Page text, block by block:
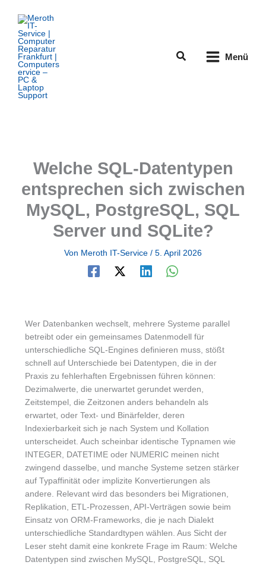
Inhalt
springen
Suchen Menü
Welche SQL-Datentypen
entsprechen sich zwischen
MySQL, PostgreSQL, SQL
Server und SQLite?
Von Meroth IT-Service / 5. April 2026
Wer Datenbanken wechselt, mehrere Systeme parallel
betreibt oder ein gemeinsames Datenmodell für
unterschiedliche SQL-Engines definieren muss, stößt
schnell auf Unterschiede bei Datentypen, die in der
Praxis zu fehlerhaften Ergebnissen führen können:
Dezimalwerte, die unerwartet gerundet werden,
Zeitstempel, die Zeitzonen anders behandeln als
erwartet, oder Text- und Binärfelder, deren
Indexierbarkeit sich je nach System und Kollation
unterscheidet. Auch scheinbar identische Typnamen wie
INTEGER, DATETIME oder NUMERIC meinen nicht
zwingend dasselbe, und manche Systeme setzen stärker
auf Typaffinität oder implizite Konvertierungen als
andere. Relevant wird das besonders bei Migrationen,
Replikation, ETL-Prozessen, API-Verträgen sowie beim
Einsatz von ORM-Frameworks, die je nach Dialekt
unterschiedliche Standardtypen wählen. Aus Sicht der
Leser steht damit eine konkrete Frage im Raum: Welche
Datentypen sind zwischen MySQL, PostgreSQL, SQL